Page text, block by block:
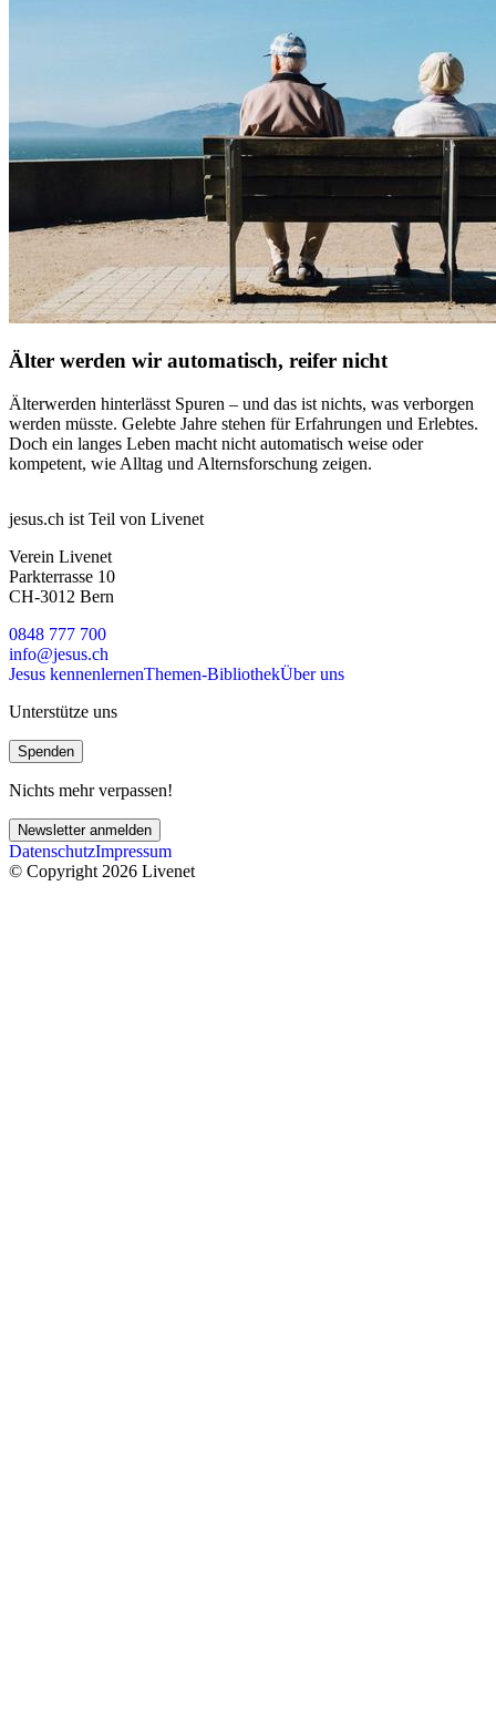
Älter werden wir automatisch, reifer nicht
Älterwerden hinterlässt Spuren – und das ist nichts, was verborgen
werden müsste. Gelebte Jahre stehen für Erfahrungen und Erlebtes.
Doch ein langes Leben macht nicht automatisch weise oder
kompetent, wie Alltag und Alternsforschung zeigen.
jesus.ch ist Teil von Livenet
Verein Livenet
Parkterrasse 10
CH-3012 Bern
0848 777 700
info@jesus.ch
Jesus kennenlernenThemen-BibliothekÜber uns
Unterstütze uns
Spenden
Nichts mehr verpassen!
Newsletter anmelden
DatenschutzImpressum
© Copyright 2026 Livenet